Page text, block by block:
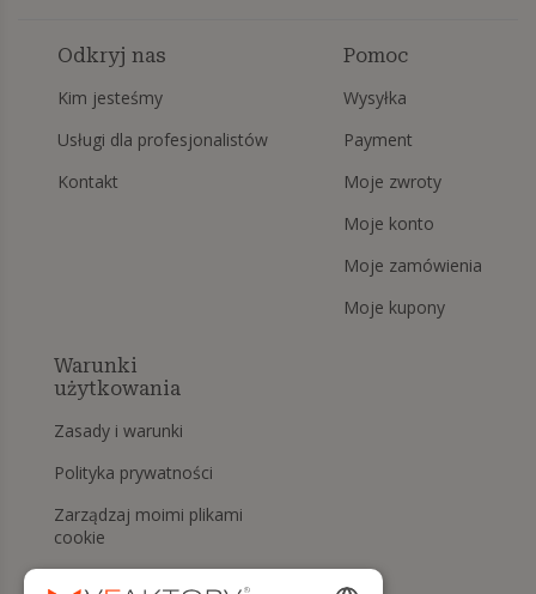
Odkryj nas
Kim jesteśmy
Usługi dla profesjonalistów
Kontakt
Pomoc
Wysyłka
Payment
Moje zwroty
Moje konto
Moje zamówienia
Moje kupony
Warunki
użytkowania
Zasady i warunki
Polityka prywatności
Zarządzaj moimi plikami
cookie